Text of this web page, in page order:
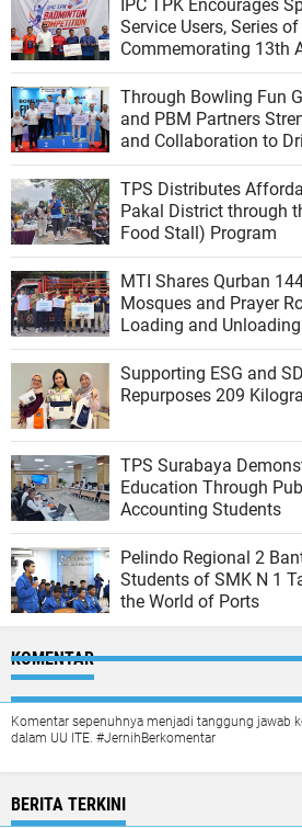
IPC TPK Encourages
Service Users, Series
Commemorating 13th
Through Bowling Fun
and PBM Partners
and Collaboration to
Excellence
TPS Distributes
Pakal District through
Food Stall) Program
MTI Shares Qurban
Mosques and Prayer
Loading and
work partners
Supporting ESG and
Repurposes 209
TPS Surabaya
Education Through
Accounting Students
Pelindo Regional 2
Students of SMK N 1
the World of Ports
KOMENTAR
Komentar sepenuhnya menjadi tanggung jawab
dalam UU ITE. #JernihBerkomentar
BERITA TERKINI